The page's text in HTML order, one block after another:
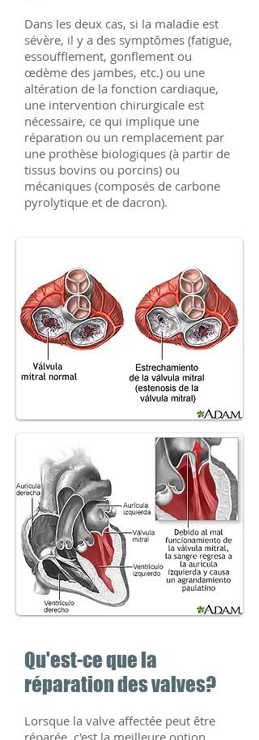
Dans les deux cas, si la maladie est
sévère, il y a des symptômes (fatigue,
essoufflement, gonflement ou
œdème des jambes, etc.) ou une
altération de la fonction cardiaque,
une intervention chirurgicale est
nécessaire, ce qui implique une
réparation ou un remplacement par
une prothèse biologiques (à partir de
tissus bovins ou porcins) ou
mécaniques (composés de carbone
pyrolytique et de dacron).
Qu'est-ce que la
réparation des valves?
Lorsque la valve affectée peut être
réparée, c'est la meilleure option